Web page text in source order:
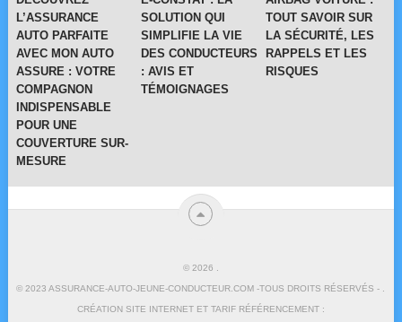
L’ASSURANCE
AUTO PARFAITE
AVEC MON AUTO
ASSURE : VOTRE
COMPAGNON
INDISPENSABLE
POUR UNE
COUVERTURE SUR-
MESURE
SOLUTION QUI
SIMPLIFIE LA VIE
DES CONDUCTEURS
: AVIS ET
TÉMOIGNAGES
TOUT SAVOIR SUR
LA SÉCURITÉ, LES
RAPPELS ET LES
RISQUES
© 2026
© 2023 ASSURANCE-AUTO-JEUNE-CONDUCTEUR.COM -TOUS DROITS RÉSERVÉS - .
CRÉATION SITE INTERNET ET TARIF RÉFÉRENCEMENT :